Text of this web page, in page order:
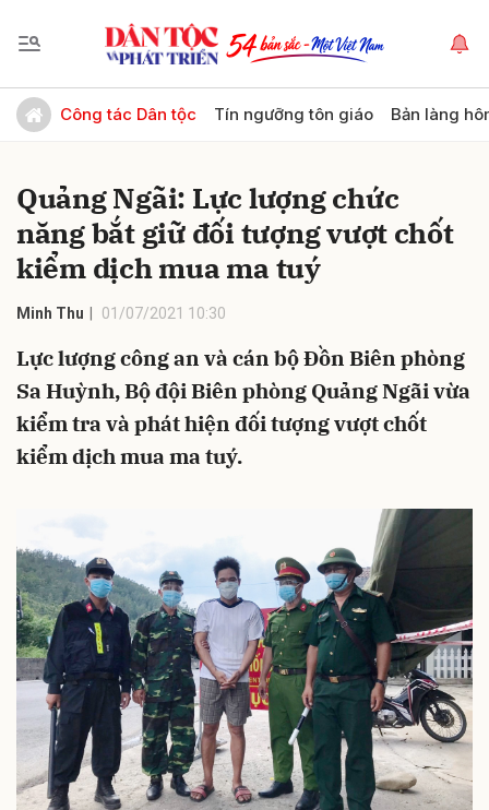
Công tác Dân tộc Tín ngưỡng tôn giáo Bản làng
Quảng Ngãi: Lực lượng chức
năng bắt giữ đối tượng vượt chốt
kiểm dịch mua ma tuý
Minh Thu 01/07/2021 10:30
Lực lượng công an và cán bộ Đồn Biên phòng
Sa Huỳnh, Bộ đội Biên phòng Quảng Ngãi vừa
kiểm tra và phát hiện đối tượng vượt chốt
kiểm dịch mua ma tuý.
Gửi bình luận